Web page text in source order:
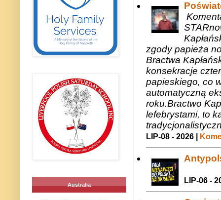
zgody papieża
Bractwa
konsekracje
papieskiego, co
automatyczną
roku.Bractwo
lefebrystami, to
LIP-08 - 2026 |
LIP-06 -
Australia